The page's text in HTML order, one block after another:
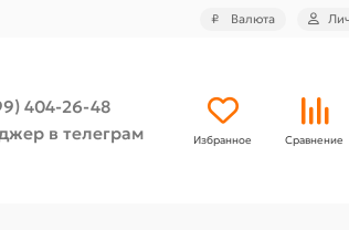
₽ Валюта
404-26-48
в телеграм
Избранное Сравнение